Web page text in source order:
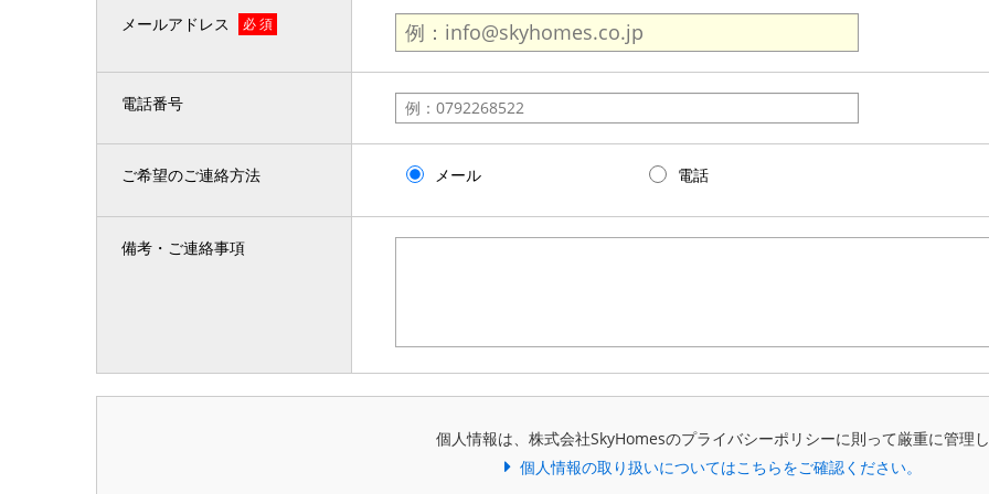
メールアドレス 必 須
電話番号
ご希望のご連絡方法 メール 電話
備考・ご連絡事項
個人情報は、株式会社SkyHomesのプライバシーポリシーに則って厳重に管理
個人情報の取り扱いについてはこちらをご確認ください。